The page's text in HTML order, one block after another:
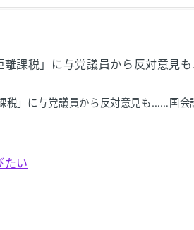
離課税」に与党議員から反対意
税」に与党議員から反対意見も……国
たい